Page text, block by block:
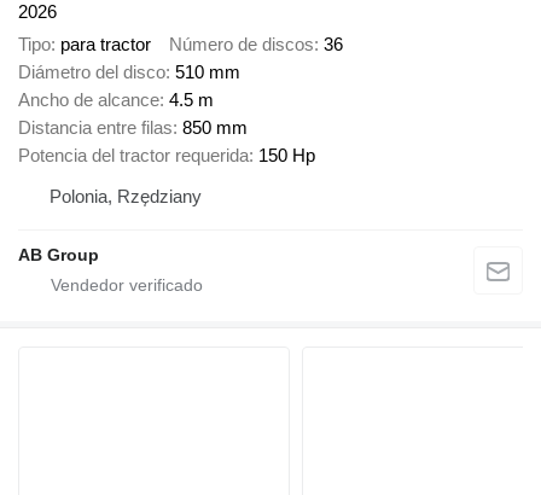
2026
Tipo para tractor Número de discos 36
Diámetro del disco 510 mm
Ancho de alcance 4.5 m
Distancia entre filas 850 mm
Potencia del tractor requerida 150 Hp
Polonia, Rzędziany
AB Group